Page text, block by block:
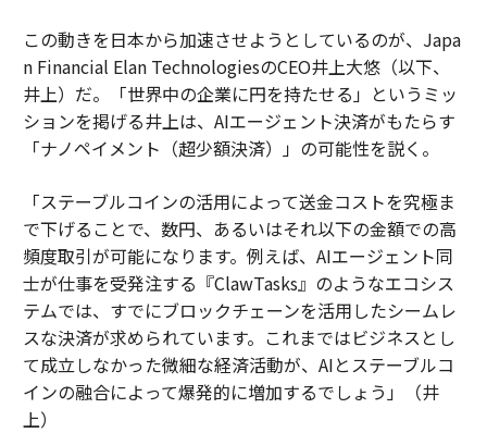
この動きを日本から加速させようとしているのが、Japa
n Financial Elan TechnologiesのCEO井上大悠（以下、
井上）だ。「世界中の企業に円を持たせる」というミッ
ションを掲げる井上は、AIエージェント決済がもたらす
「ナノペイメント（超少額決済）」の可能性を説く。
「ステーブルコインの活用によって送金コストを究極ま
で下げることで、数円、あるいはそれ以下の金額での高
頻度取引が可能になります。例えば、AIエージェント同
士が仕事を受発注する『ClawTasks』のようなエコシス
テムでは、すでにブロックチェーンを活用したシームレ
スな決済が求められています。これまではビジネスとし
て成立しなかった微細な経済活動が、AIとステーブルコ
インの融合によって爆発的に増加するでしょう」（井
上）